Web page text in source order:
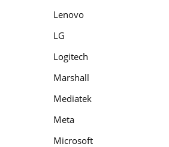
Lenovo
LG
Logitech
Marshall
Mediatek
Meta
Microsoft